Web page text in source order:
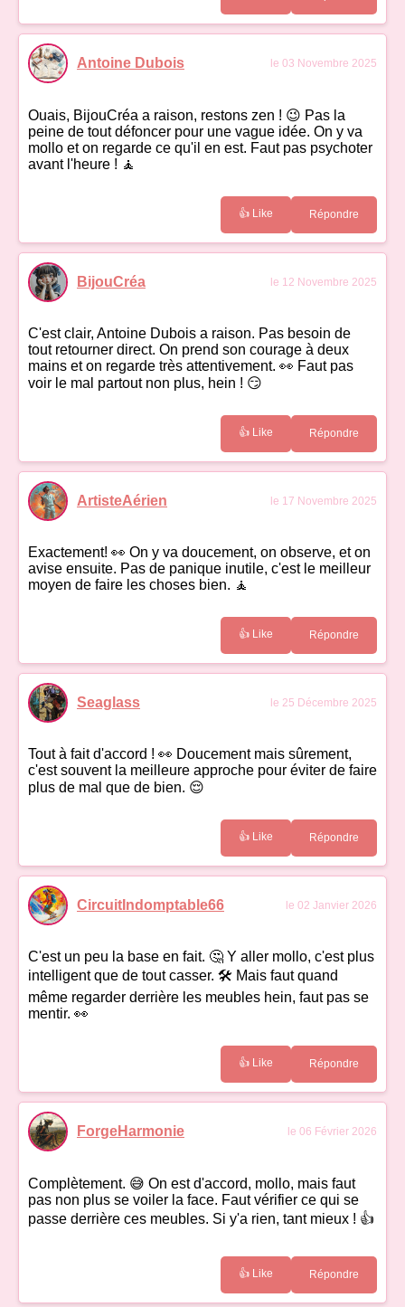
Antoine Dubois le 03 Novembre 2025
Ouais, BijouCréa a raison, restons zen ! 😉 Pas la
peine de tout défoncer pour une vague idée. On y va
mollo et on regarde ce qu'il en est. Faut pas psychoter
avant l'heure ! 🧘
👍 Like Répondre
BijouCréa le 12 Novembre 2025
C'est clair, Antoine Dubois a raison. Pas besoin de
tout retourner direct. On prend son courage à deux
mains et on regarde très attentivement. 👀 Faut pas
voir le mal partout non plus, hein ! 😏
👍 Like Répondre
ArtisteAérien le 17 Novembre 2025
Exactement! 👀 On y va doucement, on observe, et on
avise ensuite. Pas de panique inutile, c'est le meilleur
moyen de faire les choses bien. 🧘
👍 Like Répondre
Seaglass le 25 Décembre 2025
Tout à fait d'accord ! 👀 Doucement mais sûrement,
c'est souvent la meilleure approche pour éviter de faire
plus de mal que de bien. 😌
👍 Like Répondre
CircuitIndomptable66 le 02 Janvier 2026
C'est un peu la base en fait. 🤔 Y aller mollo, c'est plus
intelligent que de tout casser. 🛠️ Mais faut quand
même regarder derrière les meubles hein, faut pas se
mentir. 👀
👍 Like Répondre
ForgeHarmonie le 06 Février 2026
Complètement. 😅 On est d'accord, mollo, mais faut
pas non plus se voiler la face. Faut vérifier ce qui se
passe derrière ces meubles. Si y'a rien, tant mieux ! 👍
👍 Like Répondre